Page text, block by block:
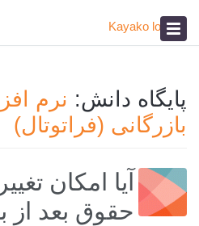
آکادمی
پایگاه دانش: نرم
بازرگانی (فراتوتال)
آیا امکان
حقوق بعد از